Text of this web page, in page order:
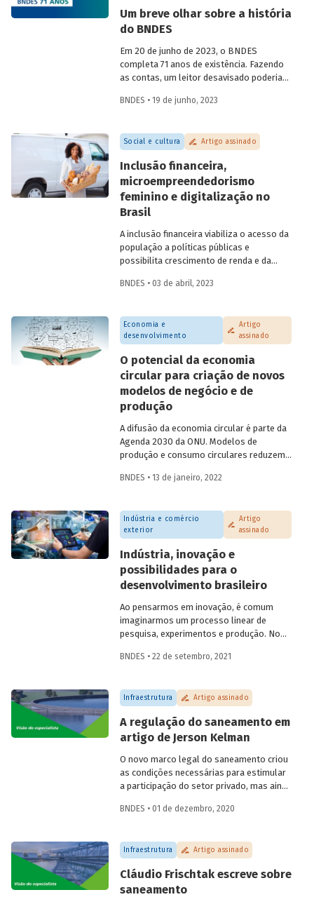
contexto de transição energética para
economia neutra em carbono.
Um breve olhar sobre a história
do BNDES
Em 20 de junho de 2023, o BNDES
completa 71 anos de existência. Fazendo
as contas, um leitor desavisado poderia
“S” só viria trinta anos depois) estaria
Essas políticas seriam características do
segundo Governo Vargas (1951-1954), que
em 1953, ponto máximo da campanha “o
petróleo é nosso”. Essa, porém, é uma
visão simplificada da nossa história. Saiba
mais sobre a pluralidade de ideias
da economista e assessora da
Presidência do BNDES Lavinia Barros de
Castro.
BNDES • 19 de junho, 2023
Social e cultura Artigo assinado
Inclusão financeira,
microempreendedorismo
feminino e digitalização no
Brasil
A inclusão financeira viabiliza o acesso da
população a políticas públicas e
possibilita crescimento de renda e da
acesso a serviços financeiros no Brasil
desigualdades presentes na sociedade.
Este artigo, assinado por Helena Tenório,
faz um breve diagnóstico desse tema e
aponta possíveis efeitos positivos
decorrentes da digitalização financeira,
com atenção especial à participação das
mulheres.
BNDES • 03 de abril, 2023
Economia e
desenvolvimento
Artigo
assinado
O potencial da economia
circular para criação de novos
modelos de negócio e de
produção
A difusão da economia circular é parte da
Agenda 2030 da ONU. Modelos de
produção e consumo circulares reduzem
naturais não renováveis, auxiliando ainda
da produção de resíduos. Confira um
resumo do estudo produzido por
analistas do BNDES, que é parte de
publicação sobre economia circular a ser
lançada em fevereiro.
BNDES • 13 de janeiro, 2022
Indústria e comércio
exterior
Artigo
assinado
Indústria, inovação e
possibilidades para o
desenvolvimento brasileiro
Ao pensarmos em inovação, é comum
imaginarmos um processo linear de
pesquisa, experimentos e produção. No
do conhecimento acumulado em
Cristina Costa, economista do BNDES,
trata neste artigo da relação da inovação
oportunidades, estratégias e
possibilidades de fomento ao tema.
BNDES • 22 de setembro, 2021
Infraestrutura Artigo assinado
A regulação do saneamento em
artigo de Jerson Kelman
O novo marco legal do saneamento criou
as condições necessárias para estimular
a participação do setor privado, mas ainda
garantam a boa regulação dos serviços
Desenvolvimento, o especialista Jerson
Kelman explica o papel atribuído à
Agência Nacional de Aguas (ANA) e
esclarece como ela pode influenciar na
expansão dos investimentos e do acesso
BNDES • 01 de dezembro, 2020
Infraestrutura Artigo assinado
Cláudio Frischtak escreve sobre
saneamento